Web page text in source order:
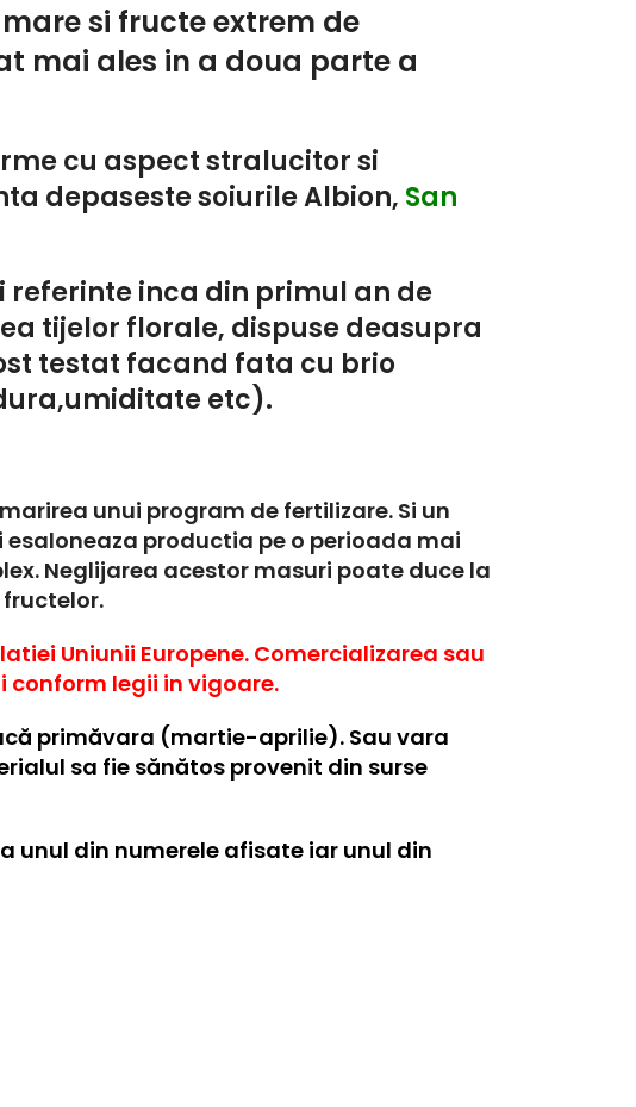
si fructe extrem de
mai ales in a doua parte a
cu aspect stralucitor si
depaseste soiurile Albion, San
referinte inca din primul an de
tijelor florale, dispuse deasupra
testat facand fata cu brio
etc).
unui program de fertilizare. Si un
productia pe o perioada mai
Neglijarea acestor masuri poate duce la
Uniunii Europene. Comercializarea sau
conform legii in vigoare.
primăvara (martie-aprilie). Sau vara
sa fie sănătos provenit din surse
unul din numerele afisate iar unul din